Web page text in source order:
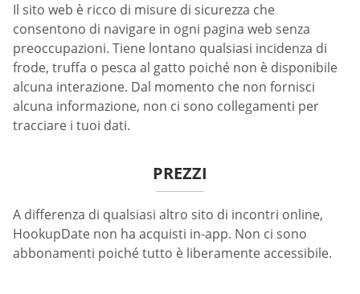
Il sito web è ricco di misure di sicurezza che
consentono di navigare in ogni pagina web senza
preoccupazioni. Tiene lontano qualsiasi incidenza di
frode, truffa o pesca al gatto poiché non è disponibile
alcuna interazione. Dal momento che non fornisci
alcuna informazione, non ci sono collegamenti per
tracciare i tuoi dati.
PREZZI
A differenza di qualsiasi altro sito di incontri online,
HookupDate non ha acquisti in-app. Non ci sono
abbonamenti poiché tutto è liberamente accessibile.